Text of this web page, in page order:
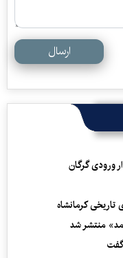
ارسال
ورودی گرگان
تاریخی کرمانشاه
منتشر شد